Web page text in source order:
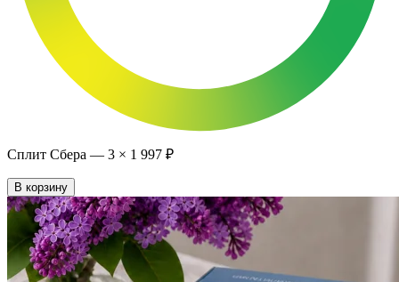
Сплит Сбера — 3 × 1 997 ₽
В корзину